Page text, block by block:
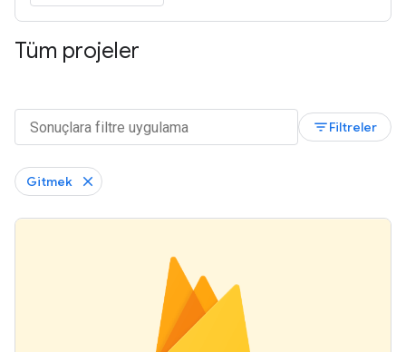
Tüm projeler
filter_listFiltreler
Gitmek